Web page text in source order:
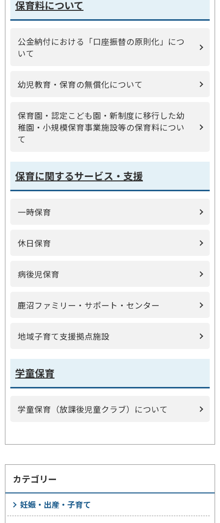
保育料について
公金納付における「口座振替の原則化」につ
いて
幼児教育・保育の無償化について
保育園・認定こども園・新制度に移行した幼
稚園・小規模保育事業施設等の保育料につい
て
保育に関するサービス・支援
一時保育
休日保育
病後児保育
鹿沼ファミリー・サポート・センター
地域子育て支援拠点施設
学童保育
学童保育（放課後児童クラブ）について
カテゴリー
妊娠・出産・子育て